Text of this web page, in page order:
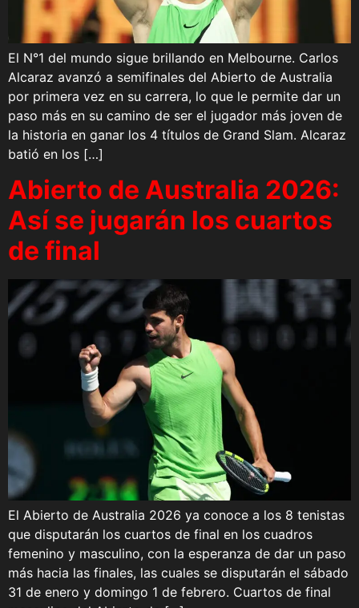
El N°1 del mundo sigue brillando en Melbourne. Carlos
Alcaraz avanzó a semifinales del Abierto de Australia
por primera vez en su carrera, lo que le permite dar un
paso más en su camino de ser el jugador más joven de
la historia en ganar los 4 títulos de Grand Slam. Alcaraz
batió en los […]
Abierto de Australia 2026:
Así se jugarán los cuartos
de final
El Abierto de Australia 2026 ya conoce a los 8 tenistas
que disputarán los cuartos de final en los cuadros
femenino y masculino, con la esperanza de dar un paso
más hacia las finales, las cuales se disputarán el sábado
31 de enero y domingo 1 de febrero. Cuartos de final